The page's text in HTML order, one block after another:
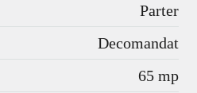
Parter
Decomandat
65 mp